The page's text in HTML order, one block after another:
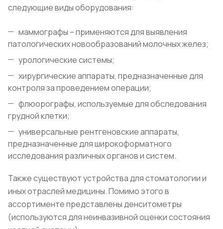
следующие виды оборудования:
маммографы – применяются для выявления
патологических новообразований молочных желез;
урологические системы;
хирургические аппараты, предназначенные для
контроля за проведением операции;
флюорографы, используемые для обследования
грудной клетки;
универсальные рентгеновские аппараты,
предназначенные для широкоформатного
исследования различных органов и систем.
Также существуют устройства для стоматологии и
иных отраслей медицины. Помимо этого в
ассортименте представлены денситометры
(используются для неинвазивной оценки состояния